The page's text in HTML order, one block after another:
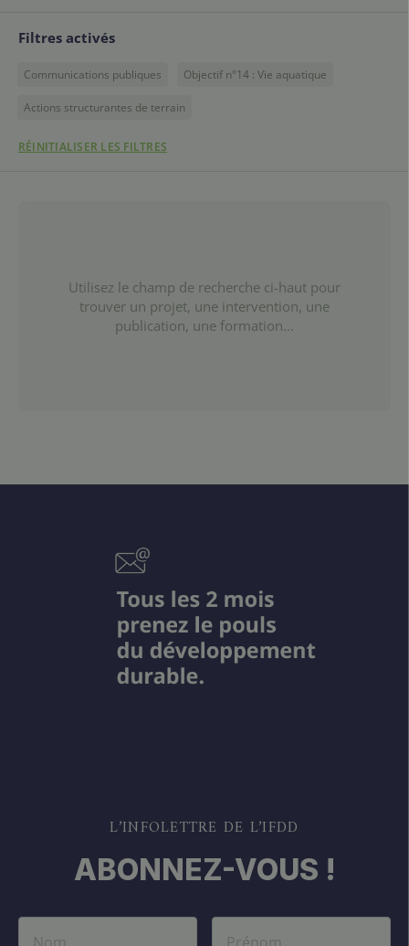
Filtres activés
Communications publiques Objectif n°14 : Vie aquatique
Actions structurantes de terrain
RÉINITIALISER LES FILTRES
Utilisez le champ de recherche ci-haut pour
trouver un projet, une intervention, une
publication, une formation...
L’INFOLETTRE DE L’IFDD
ABONNEZ-VOUS !